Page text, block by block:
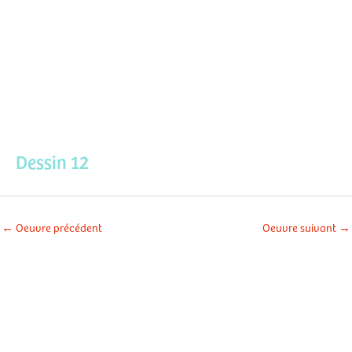
Dessin 12
← Oeuvre précédent Oeuvre suivant →